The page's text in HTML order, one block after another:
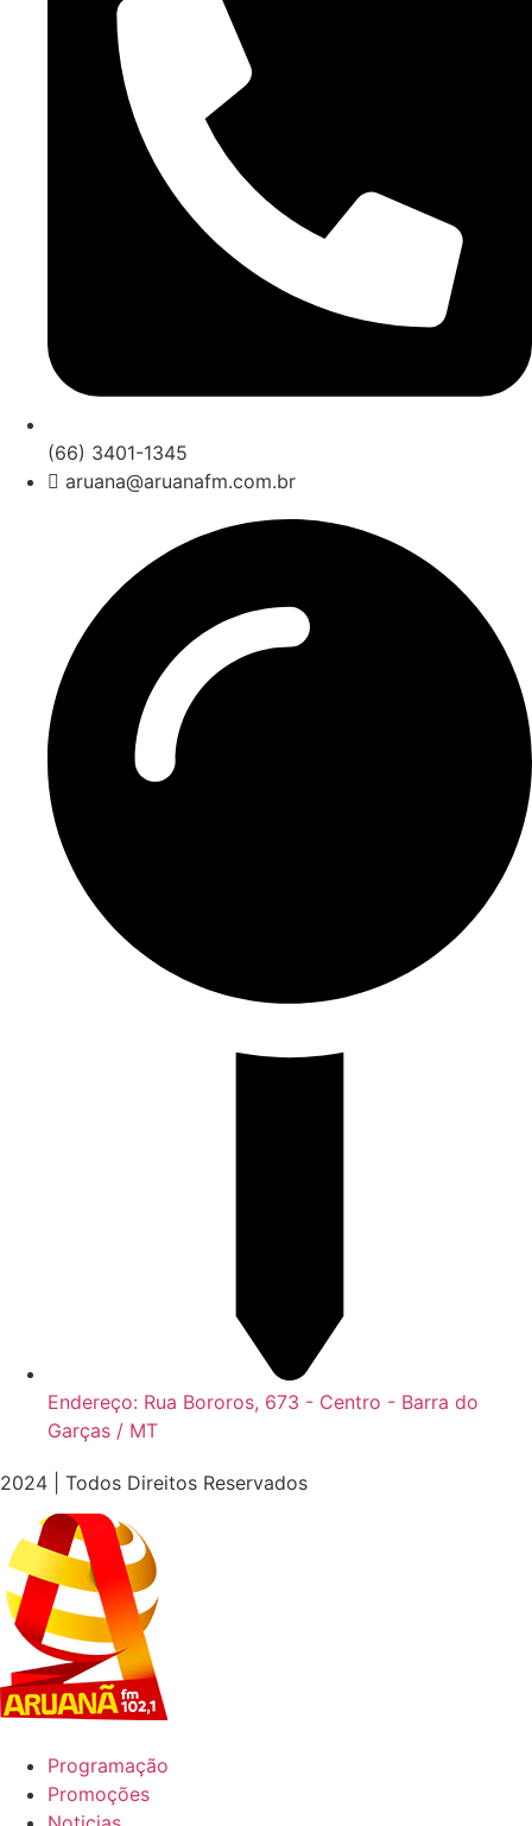
(66) 3401-1345
aruana@aruanafm.com.br
Endereço: Rua Bororos, 673 - Centro - Barra do
Garças / MT
2024 | Todos Direitos Reservados
Programação
Promoções